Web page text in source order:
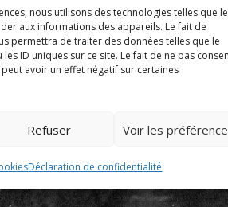
nous utilisons des technologies telles que
aux informations des appareils. Le fait de
permettra de traiter des données telles que le
ID uniques sur ce site. Le fait de ne pas
avoir un effet négatif sur certaines
Refuser Voir les
Déclaration de confidentialité